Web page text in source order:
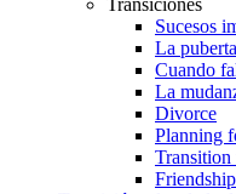
Sucesos
La
Cuando
La
Divorce
Planning